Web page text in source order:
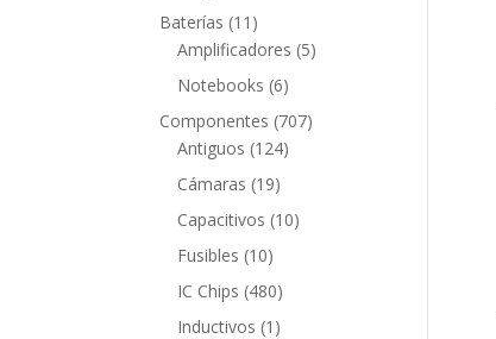
productos
Baterías 11 11
productos
Amplificadores 55
Notebooks 66
productos
Componentes 707707
Antiguos 124124
Cámaras 1919
productos
Capacitivos 1010
Fusibles 1010
productos
IC Chips 480480
productos
Inductivos 1 1